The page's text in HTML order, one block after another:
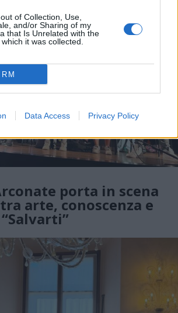
of Collection, Use,
and/or Sharing of my
that Is Unrelated with the
it was collected.
Data Access Privacy Policy
porta in scena
arte, conoscenza e